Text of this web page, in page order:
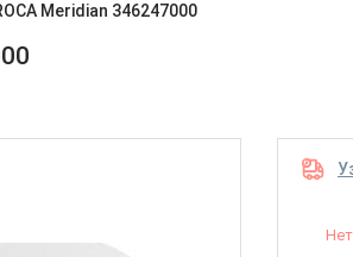
Meridian 346247000